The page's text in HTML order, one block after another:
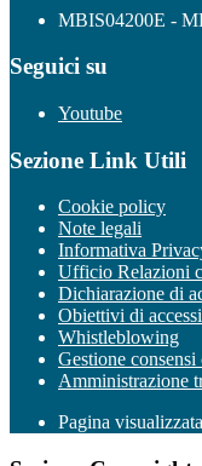
MBIS04200E -
Seguici su
Youtube
Sezione Link Utili
Cookie policy
Note legali
Informativa
Ufficio Relazioni
Dichiarazione di
Obiettivi di
Whistleblowing
Gestione
Amministrazione
Pagina visualizzata